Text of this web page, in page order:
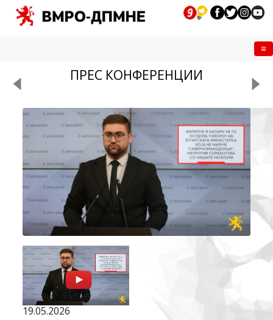
ПРЕС КОНФЕРЕНЦИИ
19.05.2026